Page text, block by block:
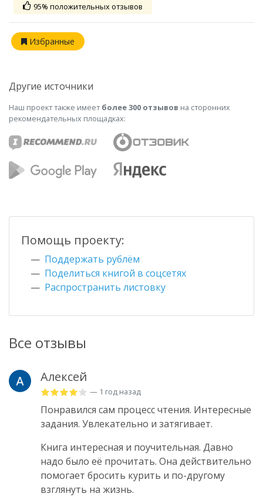
Все отзывы
Алексей
— 1 год назад
Понравился сам процесс чтения. Интересные
задания. Увлекательно и затягивает.
Книга интересная и поучительная. Давно
надо было её прочитать. Она действительно
помогает бросить курить и по-другому
взглянуть на жизнь.
95% положительных отзывов
Избранные
Другие источники
Наш проект также имеетболее 300 отзывов на сторонних
рекомендательных площадках:
Помощь проекту:
Поддержать рублём
Поделиться книгой в соцсетях
Распространить листовку